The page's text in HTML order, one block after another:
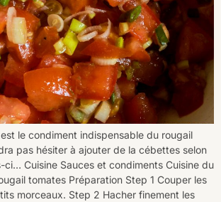
le condiment indispensable du rougail
pas hésiter à ajouter de la cébettes selon
ci… Cuisine Sauces et condiments Cuisine du
tomates Préparation Step 1 Couper les
morceaux. Step 2 Hacher finement les